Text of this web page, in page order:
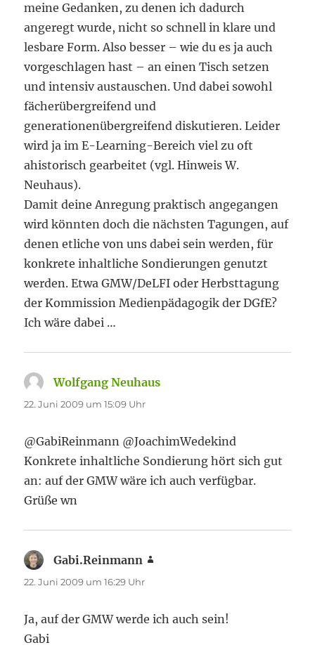
meine Gedanken, zu denen ich dadurch
angeregt wurde, nicht so schnell in klare und
lesbare Form. Also besser – wie du es ja auch
vorgeschlagen hast – an einen Tisch setzen
und intensiv austauschen. Und dabei sowohl
fächerübergreifend und
generationenübergreifend diskutieren. Leider
wird ja im E-Learning-Bereich viel zu oft
ahistorisch gearbeitet (vgl. Hinweis W.
Neuhaus).
Damit deine Anregung praktisch angegangen
wird könnten doch die nächsten Tagungen, auf
denen etliche von uns dabei sein werden, für
konkrete inhaltliche Sondierungen genutzt
werden. Etwa GMW/DeLFI oder Herbsttagung
der Kommission Medienpädagogik der DGfE?
Ich wäre dabei …
Wolfgang Neuhaus
22. Juni 2009 um 15:09 Uhr
@GabiReinmann @JoachimWedekind
Konkrete inhaltliche Sondierung hört sich gut
an: auf der GMW wäre ich auch verfügbar.
Grüße wn
Gabi.Reinmann
22. Juni 2009 um 16:29 Uhr
Ja, auf der GMW werde ich auch sein!
Gabi